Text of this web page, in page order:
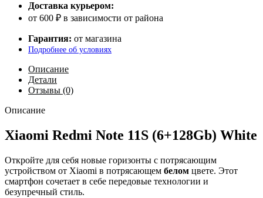
Доставка курьером:
от 600 ₽ в зависимости от района
Гарантия: от магазина
Подробнее об условиях
Описание
Детали
Отзывы (0)
Описание
Xiaomi Redmi Note 11S (6+128Gb) White
Откройте для себя новые горизонты с потрясающим
устройством от Xiaomi в потрясающем белом цвете. Этот
смартфон сочетает в себе передовые технологии и
безупречный стиль.